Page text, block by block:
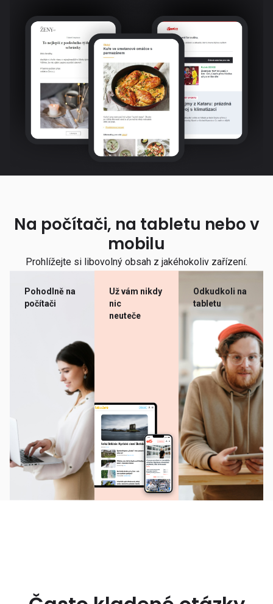
Na počítači, na tabletu nebo v
mobilu
Prohlížejte si libovolný obsah z jakéhokoliv zařízení.
Pohodlně na
počítači
Už vám nikdy
nic
neuteče
Odkudkoli na
tabletu